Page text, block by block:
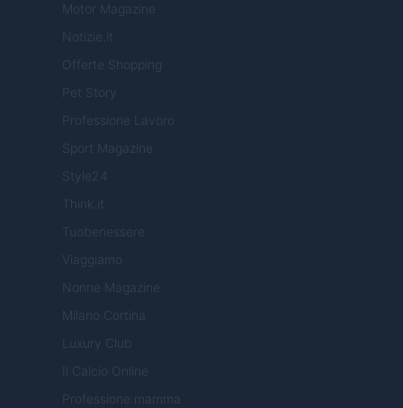
Motor Magazine
Notizie.it
Offerte Shopping
Pet Story
Professione Lavoro
Sport Magazine
Style24
Think.it
Tuobenessere
Viaggiamo
Nonne Magazine
Milano Cortina
Luxury Club
Il Calcio Online
Professione mamma